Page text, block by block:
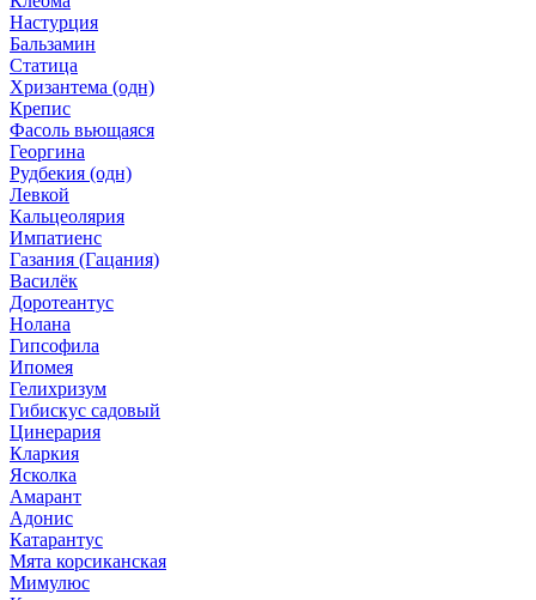
Настурция
Бальзамин
Статица
Хризантема (одн)
Крепис
Фасоль вьющаяся
Георгина
Рудбекия (одн)
Левкой
Кальцеолярия
Импатиенс
Газания (Гацания)
Василёк
Доротеантус
Нолана
Гипсофила
Ипомея
Гелихризум
Гибискус садовый
Цинерария
Кларкия
Ясколка
Амарант
Адонис
Катарантус
Мята корсиканская
Мимулюс